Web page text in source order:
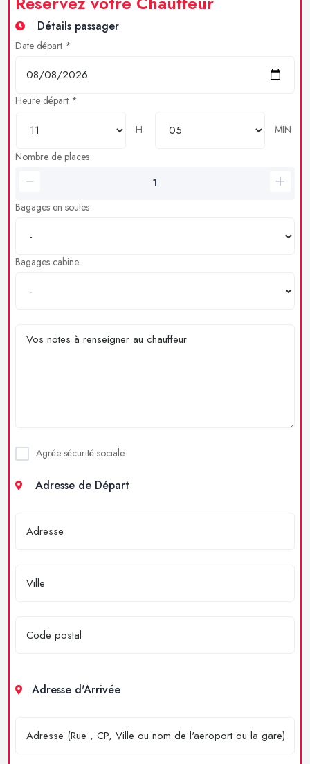
Détails passager
Date départ *
Heure départ *
H
MIN
Nombre de places
Bagages en soutes
Bagages cabine
Agrée sécurité sociale
Adresse de Départ
Adresse d'Arrivée